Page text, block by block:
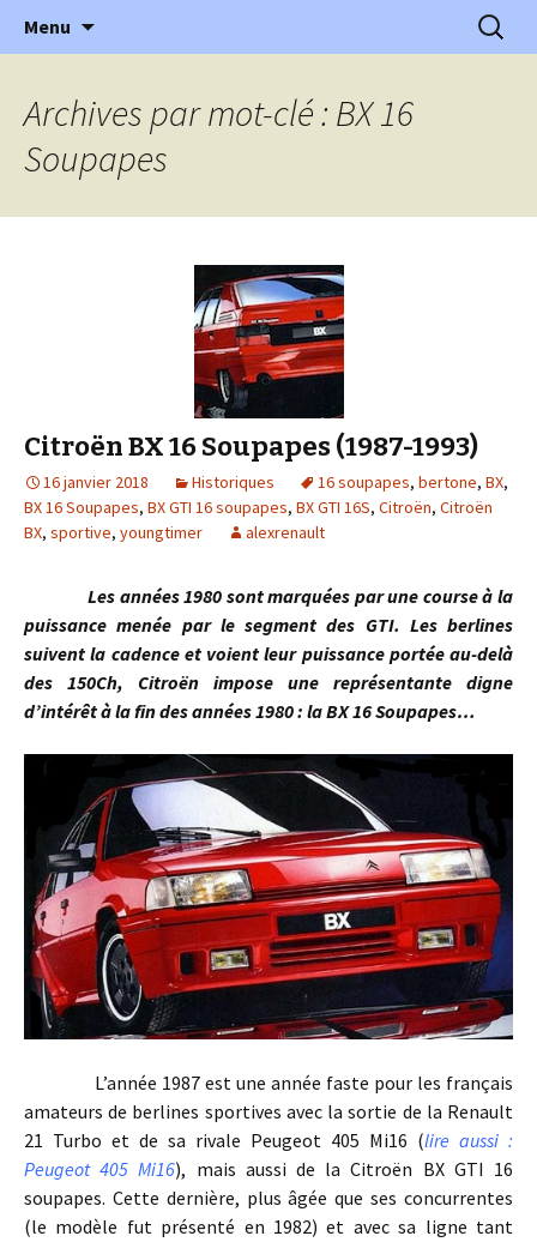
l'Automobile Ancienne
l'automobile ancienne : articles, historiques
…
Menu
Archives par mot-clé : BX 16
Soupapes
Citroën BX 16 Soupapes (1987-1993)
16 janvier 2018 Historiques 16 soupapes, bertone, BX,
BX 16 Soupapes, BX GTI 16 soupapes, BX GTI 16S, Citroën, Citroën
BX, sportive, youngtimer alexrenault
Les années 1980 sont marquées par une course à la
puissance menée par le segment des GTI. Les berlines
suivent la cadence et voient leur puissance portée au-delà
des 150Ch, Citroën impose une représentante digne
d’intérêt à la fin des années 1980 : la BX 16 Soupapes…
L’année 1987 est une année faste pour les français
amateurs de berlines sportives avec la sortie de la Renault
21 Turbo et de sa rivale Peugeot 405 Mi16 (lire aussi :
Peugeot 405 Mi16), mais aussi de la Citroën BX GTI 16
soupapes. Cette dernière, plus âgée que ses concurrentes
(le modèle fut présenté en 1982) et avec sa ligne tant